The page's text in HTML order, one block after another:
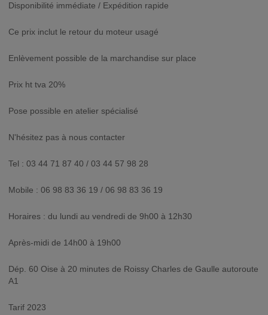
Disponibilité immédiate / Expédition rapide
Ce prix inclut le retour du moteur usagé
Enlèvement possible de la marchandise sur place
Prix ht tva 20%
Pose possible en atelier spécialisé
N'hésitez pas à nous contacter
Tel : 03 44 71 87 40 / 03 44 57 98 28
Mobile : 06 98 83 36 19 / 06 98 83 36 19
Horaires : du lundi au vendredi de 9h00 à 12h30
Après-midi de 14h00 à 19h00
Dép. 60 Oise à 20 minutes de Roissy Charles de Gaulle autoroute
A1
Tarif 2023